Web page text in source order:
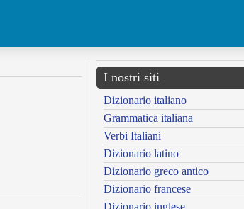
I nostri siti
Dizionario italiano
Grammatica italiana
Verbi Italiani
Dizionario latino
Dizionario greco antico
Dizionario francese